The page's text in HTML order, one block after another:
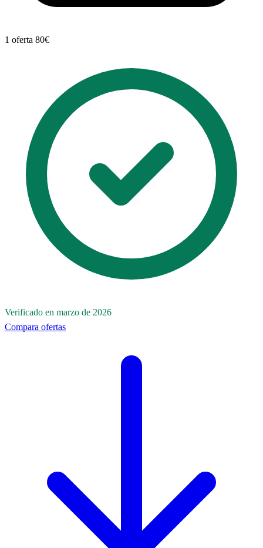
1 oferta 80€
Verificado en marzo de 2026
Compara ofertas